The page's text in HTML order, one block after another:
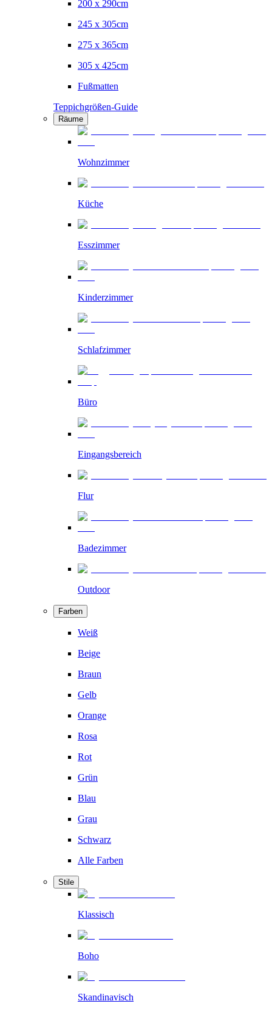
200 x 290cm
245 x 305cm
275 x 365cm
305 x 425cm
Fußmatten
Teppichgrößen-Guide
Räume
Wohnzimmer
Küche
Esszimmer
Kinderzimmer
Schlafzimmer
Büro
Eingangsbereich
Flur
Badezimmer
Outdoor
Farben
Weiß
Beige
Braun
Gelb
Orange
Rosa
Rot
Grün
Blau
Grau
Schwarz
Alle Farben
Stile
Klassisch
Boho
Skandinavisch